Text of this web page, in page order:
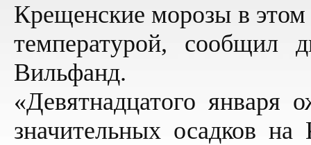
Крещенские морозы в этом
температурой, сообщил
Вильфанд.
«Девятнадцатого января
значительных осадков